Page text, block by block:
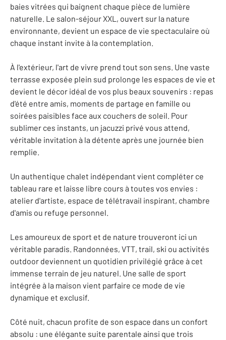
baies vitrées qui baignent chaque pièce de lumière
naturelle. Le salon-séjour XXL, ouvert sur la nature
environnante, devient un espace de vie spectaculaire où
chaque instant invite à la contemplation.
À l'extérieur, l'art de vivre prend tout son sens. Une vaste
terrasse exposée plein sud prolonge les espaces de vie et
devient le décor idéal de vos plus beaux souvenirs : repas
d'été entre amis, moments de partage en famille ou
soirées paisibles face aux couchers de soleil. Pour
sublimer ces instants, un jacuzzi privé vous attend,
véritable invitation à la détente après une journée bien
remplie.
Un authentique chalet indépendant vient compléter ce
tableau rare et laisse libre cours à toutes vos envies :
atelier d'artiste, espace de télétravail inspirant, chambre
d'amis ou refuge personnel.
Les amoureux de sport et de nature trouveront ici un
véritable paradis. Randonnées, VTT, trail, ski ou activités
outdoor deviennent un quotidien privilégié grâce à cet
immense terrain de jeu naturel. Une salle de sport
intégrée à la maison vient parfaire ce mode de vie
dynamique et exclusif.
Côté nuit, chacun profite de son espace dans un confort
absolu : une élégante suite parentale ainsi que trois